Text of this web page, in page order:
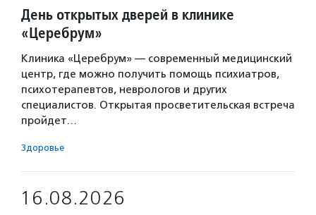
День открытых дверей в клинике
«Церебрум»
Клиника «Церебрум» — современный медицинский
центр, где можно получить помощь психиатров,
психотерапевтов, неврологов и других
специалистов. Открытая просветительская встреча
пройдет…
Здоровье
16.08.2026